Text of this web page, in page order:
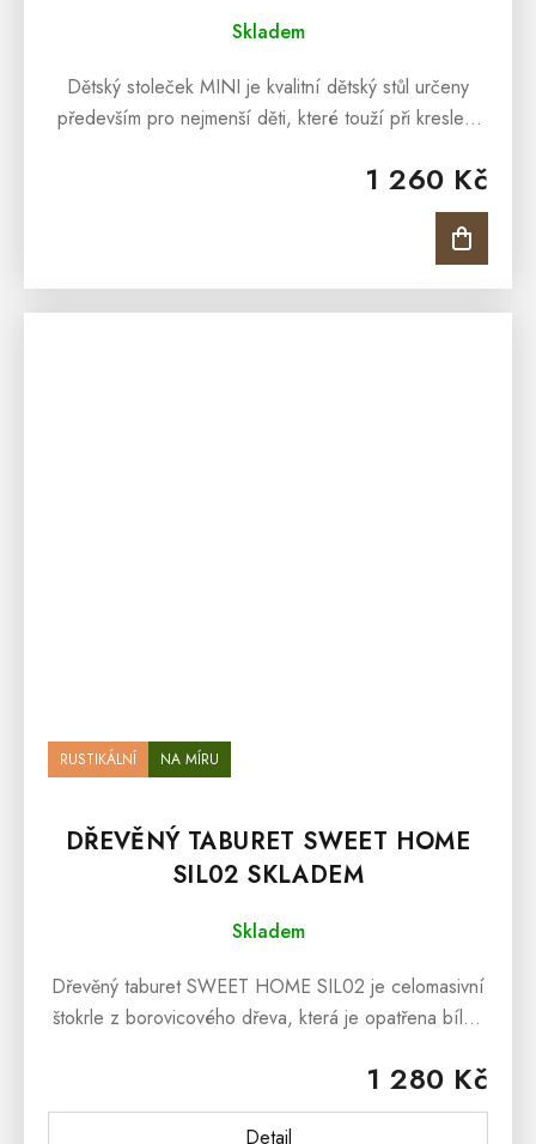
Skladem
1 260 Kč
Dětský stoleček MINI je kvalitní dětský stůl určeny
především pro nejmenší děti, které touží při kreslení
RUSTIKÁLNÍ NA MÍRU
DŘEVĚNÝ TABURET SWEET HOME
SIL02 SKLADEM
Skladem
1 280 Kč
Detail
Dřevěný taburet SWEET HOME SIL02 je celomasivní
štokrle z borovicového dřeva, která je opatřena bílým
štokrle SWEET HOME je...